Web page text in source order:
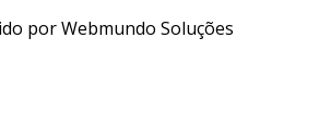
por Webmundo Soluções